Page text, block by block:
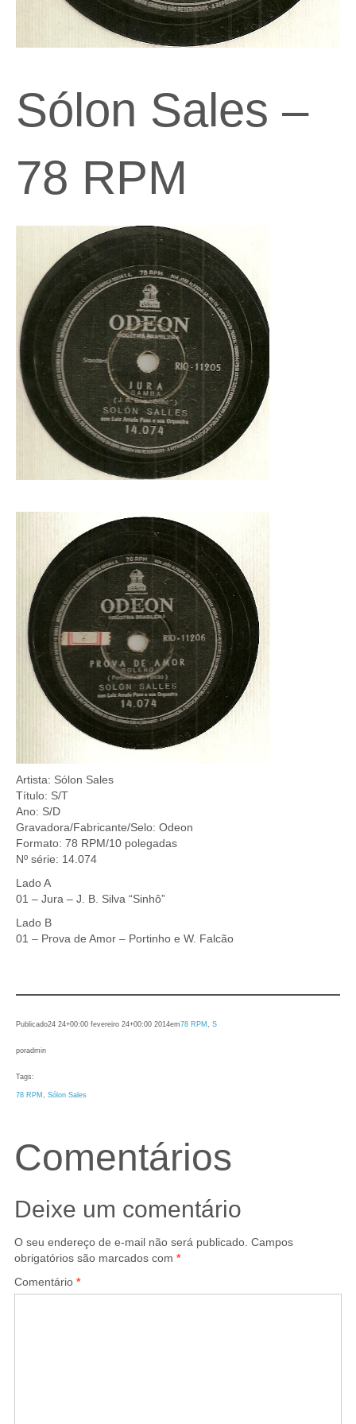
Sólon Sales –
78 RPM
Artista: Sólon Sales
Título: S/T
Ano: S/D
Gravadora/Fabricante/Selo: Odeon
Formato: 78 RPM/10 polegadas
Nº série: 14.074
Lado A
01 – Jura – J. B. Silva “Sinhô”
Lado B
01 – Prova de Amor – Portinho e W. Falcão
Publicado24 24+00:00 fevereiro 24+00:00 2014em78 RPM S
poradmin
Tags:
78 RPM Sólon Sales
Comentários
Deixe um comentário
O seu endereço de e-mail não será publicado. Campos
obrigatórios são marcados com *
Comentário *